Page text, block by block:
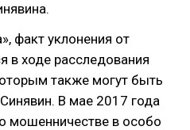
факт уклонения от
в ходе расследования
также могут быть
В мае 2017 года
мошенничестве в особо